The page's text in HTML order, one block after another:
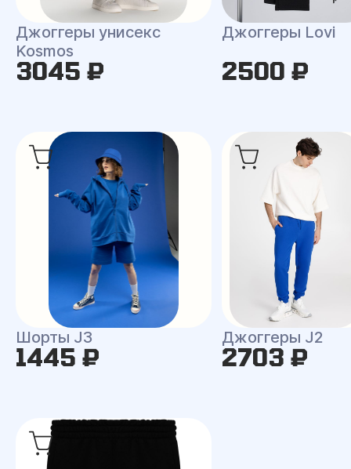
Джоггеры унисекс
Kosmos
3045 ₽
Джоггеры Lovi
2500 ₽
Шорты J3
1445 ₽
Джоггеры J2
2703 ₽